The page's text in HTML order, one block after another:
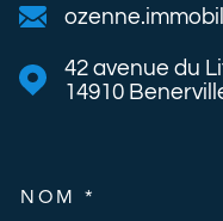
42 avenue du
14910
NOM *